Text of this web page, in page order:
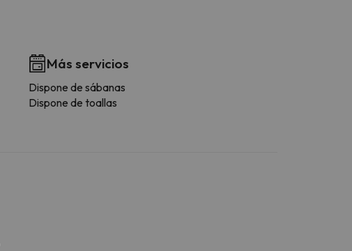
Más servicios
Dispone de sábanas
Dispone de toallas